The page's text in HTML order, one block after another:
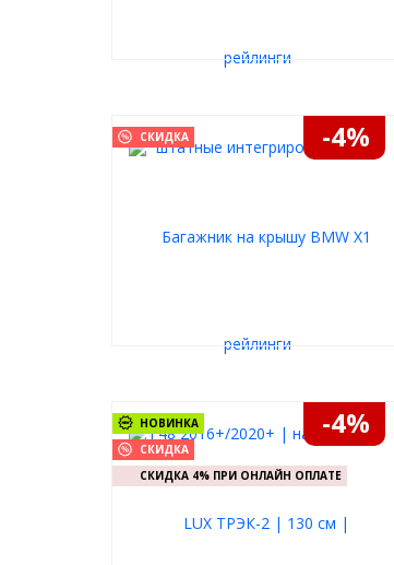
СКИДКА -4%
НОВИНКА
СКИДКА
СКИДКА 4% ПРИ ОНЛАЙН ОПЛАТЕ
-4%